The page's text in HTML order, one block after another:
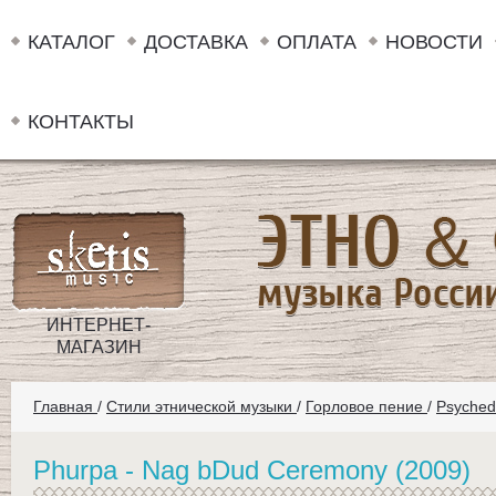
КАТАЛОГ ДОСТАВКА ОПЛАТА НОВОСТИ
КОНТАКТЫ
ИНТЕРНЕТ-
МАГАЗИН
Главная / Стили этнической музыки / Горловое пение /
Phurpa - Nag bDud Ceremony (2009)